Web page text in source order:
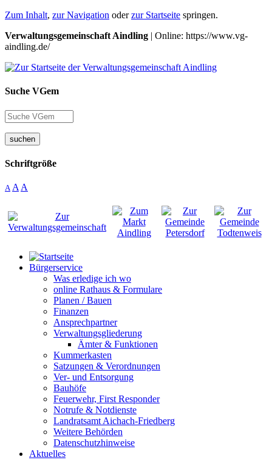
Zum Inhalt, zur Navigation oderzur Startseite springen.
Verwaltungsgemeinschaft Aindling | Online: https://www.vg-
aindling.de/
Suche VGem
suchen
Schriftgröße
A A A
Bürgerservice
Was erledige ich wo
online Rathaus & Formulare
Planen / Bauen
Finanzen
Ansprechpartner
Verwaltungsgliederung
Ämter & Funktionen
Kummerkasten
Satzungen & Verordnungen
Ver- und Entsorgung
Bauhöfe
Feuerwehr, First Responder
Notrufe & Notdienste
Landratsamt Aichach-Friedberg
Weitere Behörden
Datenschutzhinweise
Aktuelles